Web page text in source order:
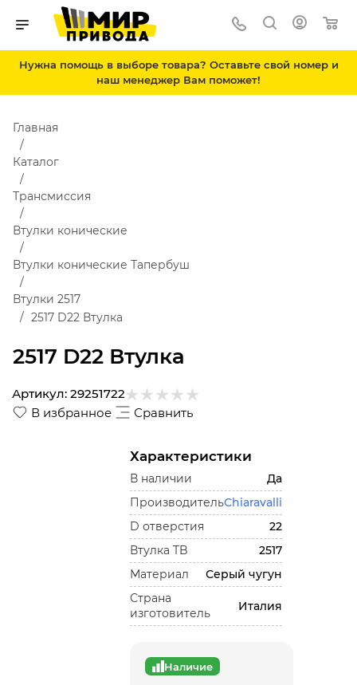
Нужна помощь в выборе товара? Оставьте свой номер и
наш менеджер Вам поможет!
2517 D22 Втулка
Главная
Каталог
Трансмиссия
Втулки конические
Втулки конические Тапербуш
Втулки 2517
2517 D22 Втулка
В избранное Сравнить
Артикул: 29251722
Характеристики
В наличии
Да
ПроизводительChiaravalli
D отверстия
22
Втулка TB
2517
Материал
Серый чугун
Страна
изготовитель
Италия
Наличие